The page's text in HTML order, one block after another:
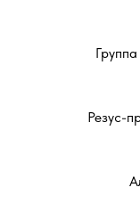
Резус-